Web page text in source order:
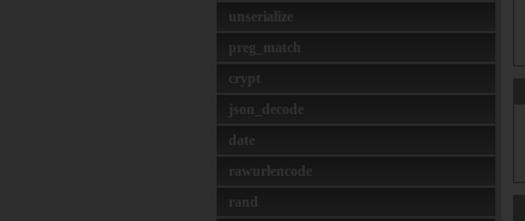
unserialize
preg_match
crypt
json_decode
date
rawurlencode
rand